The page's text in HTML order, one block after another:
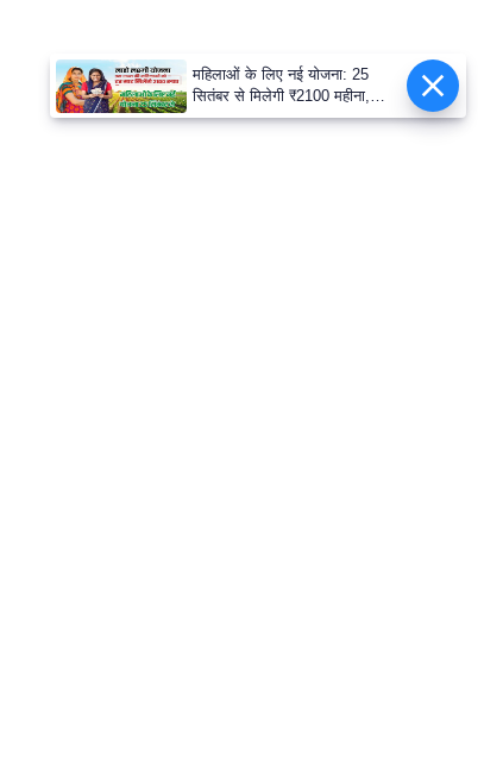
महिलाओं के लिए नई योजना: 25
सितंबर से मिलेगी ₹2100 महीना,
जानिए पूरी डिटेल